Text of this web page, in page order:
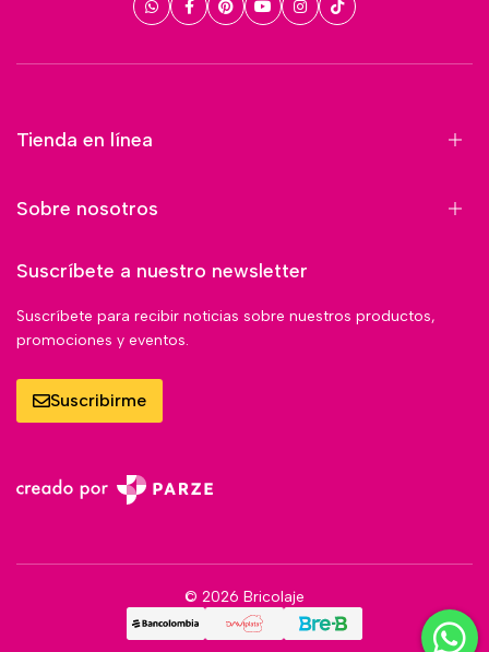
Tienda en línea
Sobre nosotros
Suscríbete a nuestro newsletter
Suscríbete para recibir noticias sobre nuestros productos,
promociones y eventos.
Suscribirme
© 2026 Bricolaje